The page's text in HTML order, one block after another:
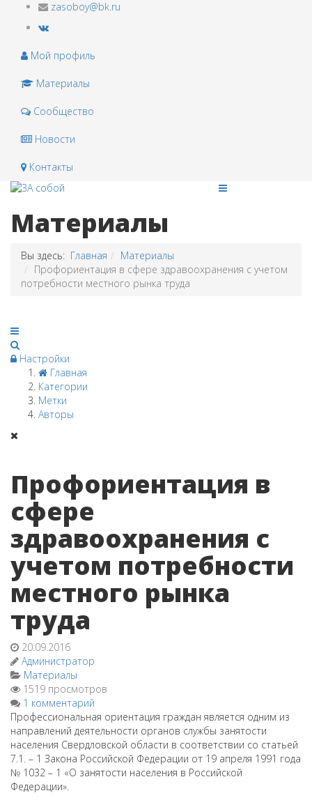
zasoboy@bk.ru
Мой профиль
Материалы
Сообщество
Новости
Контакты
Материалы
Вы здесь: Главная
Материалы
Профориентация в сфере здравоохранения с учетом
потребности местного рынка труда
Настройки
Главная
Категории
Метки
Авторы
Профориентация в
сфере
здравоохранения с
учетом потребности
местного рынка
труда
20.09.2016
Администратор
Материалы
1519 просмотров
1 комментарий
Профессиональная ориентация граждан является одним из
направлений деятельности органов службы занятости
населения Свердловской области в соответствии со статьей
7.1. – 1 Закона Российской Федерации от 19 апреля 1991 года
№ 1032 – 1 «О занятости населения в Российской
Федерации».